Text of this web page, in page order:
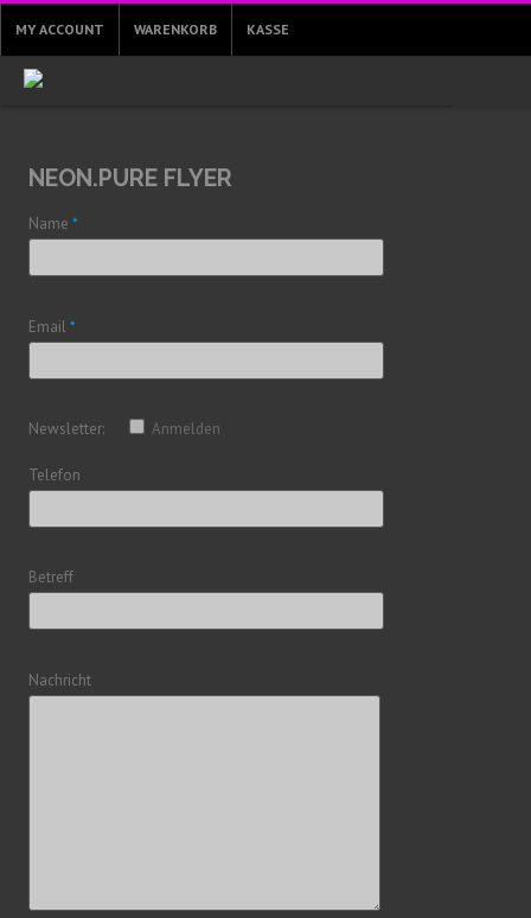
MY ACCOUNT WARENKORB KASSE
NEON.PURE FLYER
Name *
Email *
Newsletter: Anmelden
Telefon
Betreff
Nachricht